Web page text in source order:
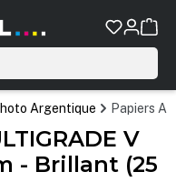
Argentique Papiers
V
- Brillant (25